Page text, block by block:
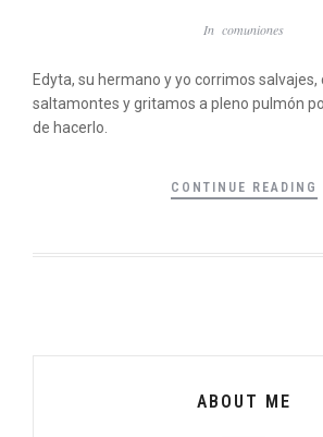
In comuniones
Edyta, su hermano y yo corrimos
saltamontes y gritamos a pleno pulmón
de hacerlo.
CONTINUE READING
ABOUT ME